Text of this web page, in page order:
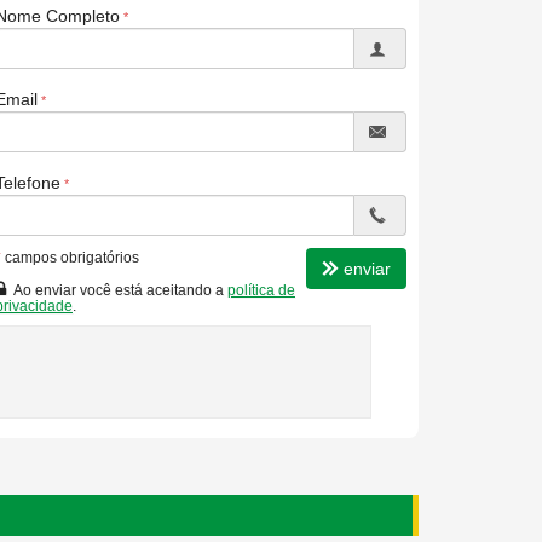
Completo
campos obrigatórios
Ao enviar você está aceitando a política de
enviar